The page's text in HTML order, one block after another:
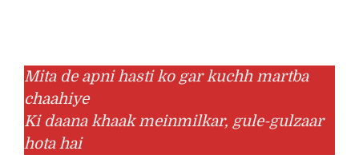
Mita de apni hasti ko gar kuchh martba
chaahiye
Ki daana khaak meinmilkar, gule-gulzaar
hota hai